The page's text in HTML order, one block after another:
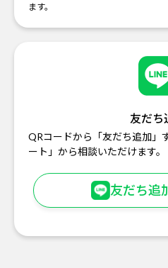
ます。
友だち
QRコードから「友だち追加」
ート」から相談いただけます。
友だち追